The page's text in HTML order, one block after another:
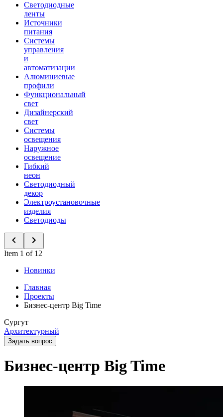
Светодиодные
ленты
Источники
питания
Системы
управления
и
автоматизации
Алюминиевые
профили
Функциональный
свет
Дизайнерский
свет
Системы
освещения
Наружное
освещение
Гибкий
неон
Светодиодный
декор
Электроустановочные
изделия
Светодиоды
Item 1 of 12
Новинки
Главная
Проекты
Бизнес-центр Big Time
Сургут
Архитектурный
Задать вопрос
Бизнес-центр Big Time